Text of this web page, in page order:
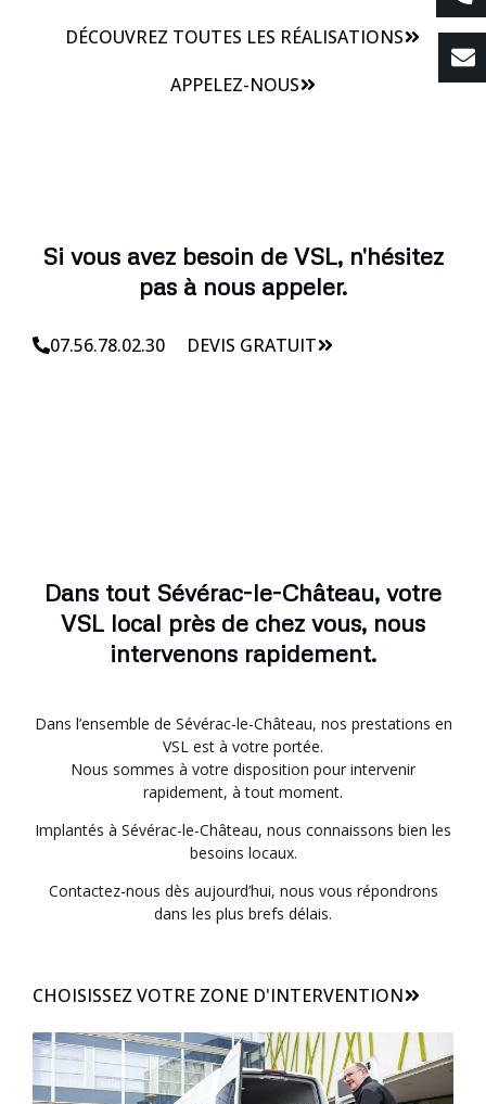
DÉCOUVREZ TOUTES LES RÉALISATIONS
APPELEZ-NOUS
Si vous avez besoin de VSL, n'hésitez
pas à nous appeler.
07.56.78.02.30 DEVIS GRATUIT
Dans tout Sévérac-le-Château, votre
VSL local près de chez vous, nous
intervenons rapidement.
Dans l’ensemble de Sévérac-le-Château, nos prestations en
VSL est à votre portée.
Nous sommes à votre disposition pour intervenir
rapidement, à tout moment.
Implantés à Sévérac-le-Château, nous connaissons bien les
besoins locaux.
Contactez-nous dès aujourd’hui, nous vous répondrons
dans les plus brefs délais.
CHOISISSEZ VOTRE ZONE D'INTERVENTION